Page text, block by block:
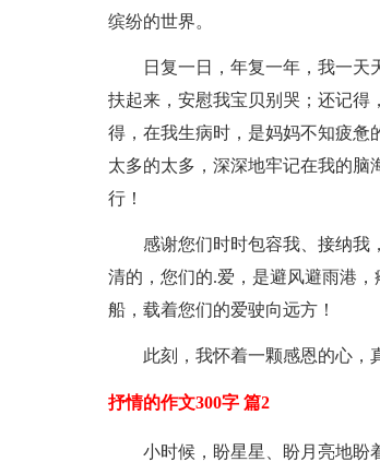
缤纷的世界。
日复一日，年复一年，我一
扶起来，安慰我宝贝别哭；还记得
得，在我生病时，是妈妈不知疲
太多的太多，深深地牢记在我的脑
行！
感谢您们时时包容我、接纳我
清的，您们的.爱，是避风避雨港
船，载着您们的爱驶向远方！
此刻，我怀着一颗感恩的心，
抒情的作文300字 篇2
小时候，盼星星、盼月亮地盼